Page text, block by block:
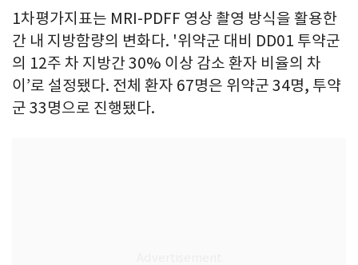
1차평가지표는 MRI-PDFF 영상 촬영 방식을 활용한
간 내 지방함량의 변화다. '위약군 대비 DD01 투약군
의 12주 차 지방간 30% 이상 감소 환자 비율의 차
이’로 설정됐다. 전체 환자 67명은 위약군 34명, 투약
군 33명으로 진행됐다.